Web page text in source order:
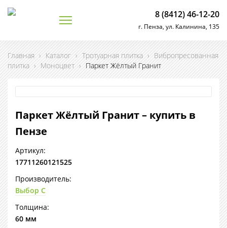
8 (8412) 46-12-20
г. Пенза, ул. Калинина, 135
Главная › Каталог › Тротуарная плитка › Вибропресованная
плитка › Моноцвет › Паркет Жёлтый Гранит
Паркет Жёлтый Гранит – купить в
Пензе
Артикул:
17711260121525
Производитель:
Выбор С
Толщина:
60 мм